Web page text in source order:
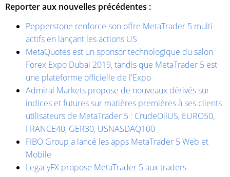
Reporter aux nouvelles précédentes :
Pepperstone renforce son offre MetaTrader 5 multi-
actifs en lançant les actions US
MetaQuotes est un sponsor technologique du salon
Forex Expo Dubai 2019, tandis que MetaTrader 5 est
une plateforme officielle de l'Expo
Admiral Markets propose de nouveaux dérivés sur
indices et futures sur matières premières à ses clients
utilisateurs de MetaTrader 5 : CrudeOilUS, EURO50,
FRANCE40, GER30, USNASDAQ100
FIBO Group a lancé les apps MetaTrader 5 Web et
Mobile
LegacyFX propose MetaTrader 5 aux traders